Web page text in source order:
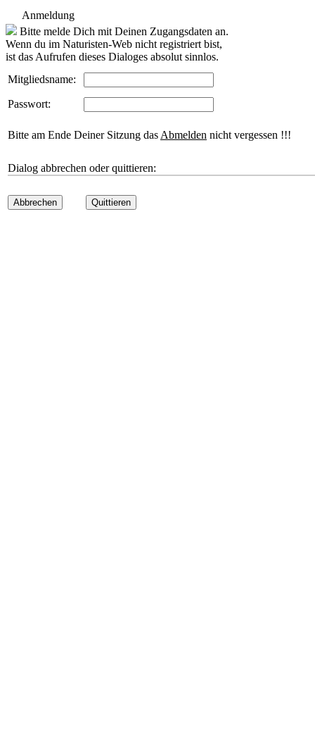
Anmeldung
Bitte melde Dich mit Deinen Zugangsdaten an.
Wenn du im Naturisten-Web nicht registriert bist,
ist das Aufrufen dieses Dialoges absolut sinnlos.
Mitgliedsname:
Passwort:
Bitte am Ende Deiner Sitzung das Abmelden nicht vergessen !!!
Dialog abbrechen oder quittieren:
Abbrechen Quittieren